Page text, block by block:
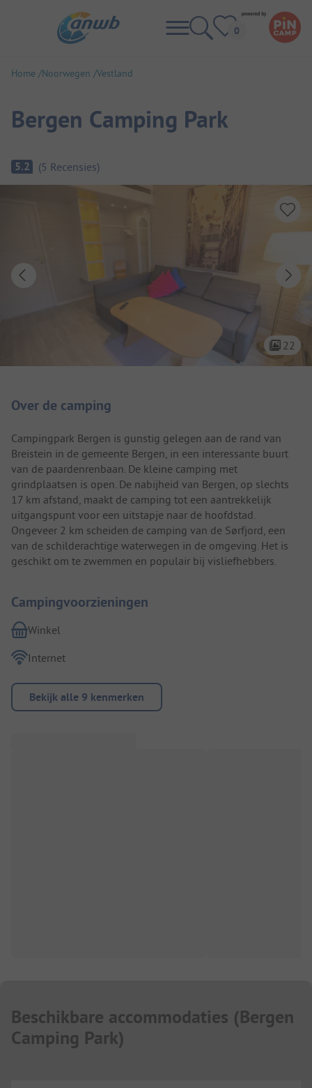
Home Noorwegen Vestland
Bergen Camping Park
Camping overzicht
5.2 (5 Recensies)
22
Over de camping
Campingpark Bergen is gunstig gelegen aan de rand van
Breistein in de gemeente Bergen, in een interessante buurt
van de paardenrenbaan. De kleine camping met
grindplaatsen is open. De nabijheid van Bergen, op slechts
17 km afstand, maakt de camping tot een aantrekkelijk
uitgangspunt voor een uitstapje naar de hoofdstad.
Ongeveer 2 km scheiden de camping van de Sørfjord, een
van de schilderachtige waterwegen in de omgeving. Het is
geschikt om te zwemmen en populair bij visliefhebbers.
Campingvoorzieningen
Winkel
Internet
Bekijk alle 9 kenmerken
Beschikbare accommodaties (Bergen
Camping Park)